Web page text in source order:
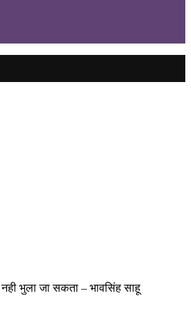
भुला जा सकता – भावसिंह साहू